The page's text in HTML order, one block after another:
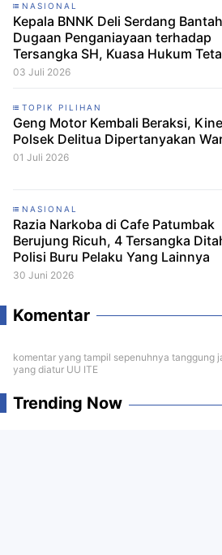
NASIONAL
Kepala BNNK Deli Serdang Bantah
Dugaan Penganiayaan terhadap
Tersangka SH, Kuasa Hukum
Minta CCTV Dibuka
03 Juli 2026
TOPIK PILIHAN
Geng Motor Kembali Beraksi,
Polsek Delitua Dipertanyakan
01 Juli 2026
NASIONAL
Razia Narkoba di Cafe Patumbak
Berujung Ricuh, 4 Tersangka
Polisi Buru Pelaku Yang Lainnya
30 Juni 2026
Komentar
komentar yang tampil sepenuhnya tanggung
yang diatur UU ITE
Trending Now